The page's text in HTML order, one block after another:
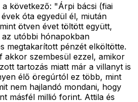
a következő: "Árpi bácsi (fiai
óta egyedül él, miután
ötven évet töltött együtt,
utóbbi hónapokban
megtakarított pénzét elköltötte.
akkor szembesül ezzel, amikor
tartozás miatt már a villanyt is
élő öregúrtól ez több, mint
nem hajlandó mondani, hogy
másfél millió forint. Attila és